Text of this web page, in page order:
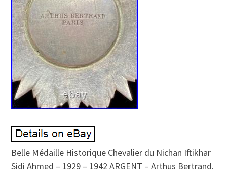
Belle Médaille Historique Chevalier du Nichan Iftikhar
Sidi Ahmed – 1929 – 1942 ARGENT – Arthus Bertrand.